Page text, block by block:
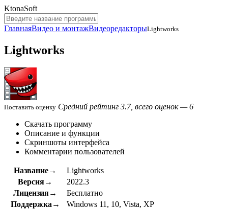
KtonaSoft
ГлавнаяВидео и монтажВидеоредакторыLightworks
Lightworks
Поставить оценку Средний рейтинг 3.7, всего оценок — 6
Скачать программу
Описание и функции
Скриншоты интерфейса
Комментарии пользователей
Название→
Lightworks
Версия→
2022.3
Лицензия→
Бесплатно
Поддержка→
Windows 11, 10, Vista, XP